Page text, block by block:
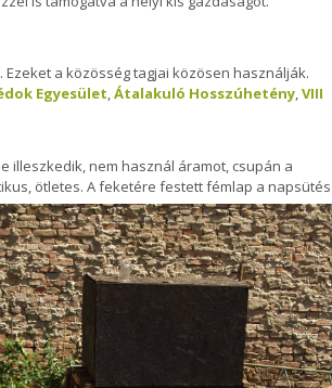
a közösség tagjai közösen használják.
Egyesület,Átalakuló Hosszúhetény,VIII
illeszkedik, nem használ áramot, csupán a
ötletes. A feketére festett fémlap a napsütés